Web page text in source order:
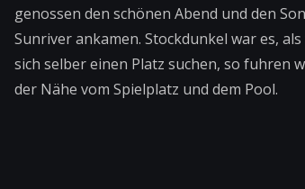
genossen den schönen Abend und den
Sunriver ankamen. Stockdunkel war es,
sich selber einen Platz suchen, so fuhren
der Nähe vom Spielplatz und dem Pool.